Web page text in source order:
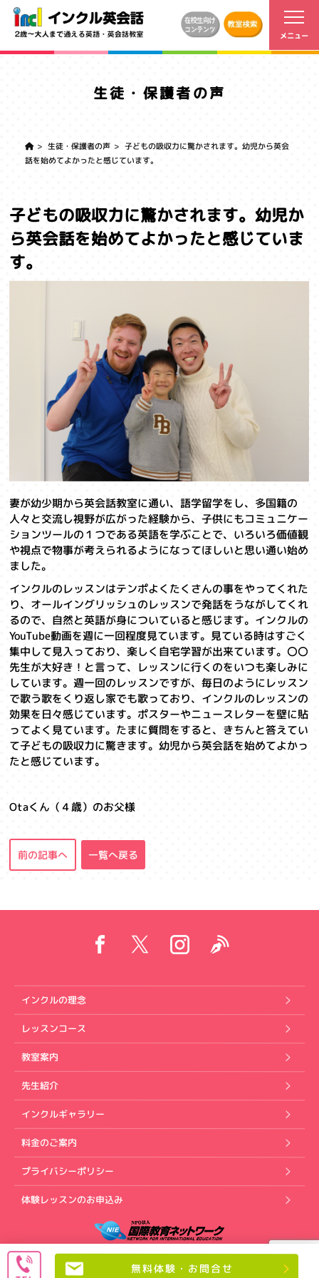
生徒・保護者の声
生徒・保護者の声 子どもの吸収力に驚かされます。幼児から英会
話を始めてよかったと感じています。
子どもの吸収力に驚かされます。幼児か
ら英会話を始めてよかったと感じていま
す。
妻が幼少期から英会話教室に通い、語学留学をし、多国籍の
人々と交流し視野が広がった経験から、子供にもコミュニケー
ションツールの１つである英語を学ぶことで、いろいろ価値観
や視点で物事が考えられるようになってほしいと思い通い始め
ました。
インクルのレッスンはテンポよくたくさんの事をやってくれた
り、オールイングリッシュのレッスンで発話をうながしてくれ
るので、自然と英語が身についていると感じます。インクルの
YouTube動画を週に一回程度見ています。見ている時はすごく
集中して見入っており、楽しく自宅学習が出来ています。〇〇
先生が大好き！と言って、レッスンに行くのをいつも楽しみに
しています。週一回のレッスンですが、毎日のようにレッスン
で歌う歌をくり返し家でも歌っており、インクルのレッスンの
効果を日々感じています。ポスターやニュースレターを壁に貼
ってよく見ています。たまに質問をすると、きちんと答えてい
て子どもの吸収力に驚きます。幼児から英会話を始めてよかっ
たと感じています。
Otaくん（４歳）のお父様
前の記事へ 一覧へ戻る
インクルの理念
レッスンコース
教室案内
先生紹介
インクルギャラリー
料金のご案内
プライバシーポリシー
体験レッスンのお申込み
Copyright (C) インクル英会話スクール. All rights reserved.
無料体験・お問合せ